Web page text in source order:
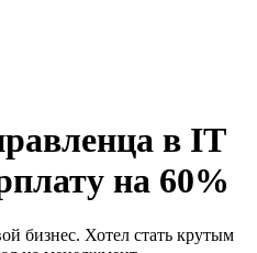
в IT
на 60%
бизнес. Хотел стать крутым